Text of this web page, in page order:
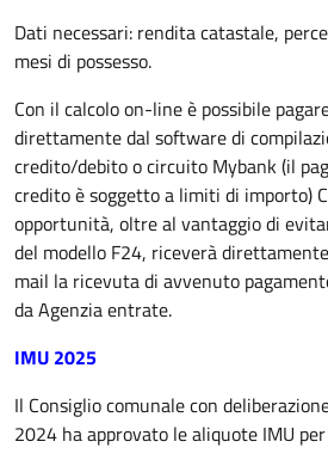
Dati necessari: rendita catastale,
mesi di possesso.
Con il calcolo on-line è possibile
direttamente dal software di
credito/debito o circuito Mybank (il
credito è soggetto a limiti di importo)
opportunità, oltre al vantaggio di
del modello F24, riceverà
mail la ricevuta di avvenuto
da Agenzia entrate.
IMU 2025
Il Consiglio comunale con
2024 ha approvato le aliquote IMU